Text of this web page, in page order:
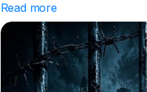
Но даже в самых
тлеет маленькая искра
Пока эта искра не
надежду однажды
Read more